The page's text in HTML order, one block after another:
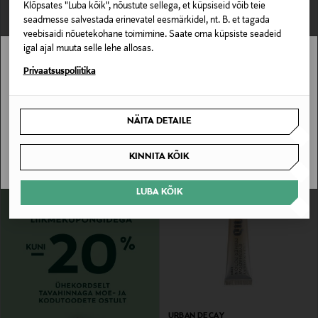
Klõpsates "Luba kõik", nõustute sellega, et küpsiseid võib teie
seadmesse salvestada erinevatel eesmärkidel, nt. B. et tagada
veebisaidi nõuetekohane toimimine. Saate oma küpsiste seadeid
igal ajal muuta selle lehe allosas.
Privaatsuspoliitika
NÄITA DETAILE
KINNITA KÕIK
LUBA KÕIK
Original Price
31,00 €
URBAN DECAY
Stockmann pole Sinu riigis saadaval.
SAAN ARU